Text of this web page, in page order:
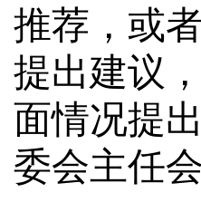
推荐，或
提出建议
面情况提
委会主任